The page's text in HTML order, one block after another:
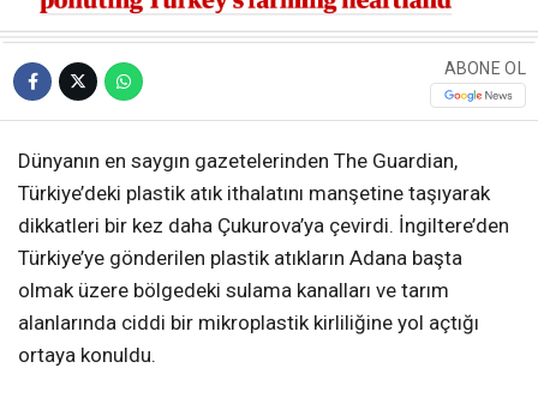
ABONE OL
Dünyanın en saygın gazetelerinden The Guardian,
Türkiye’deki plastik atık ithalatını manşetine taşıyarak
dikkatleri bir kez daha Çukurova’ya çevirdi. İngiltere’den
Türkiye’ye gönderilen plastik atıkların Adana başta
olmak üzere bölgedeki sulama kanalları ve tarım
alanlarında ciddi bir mikroplastik kirliliğine yol açtığı
ortaya konuldu.